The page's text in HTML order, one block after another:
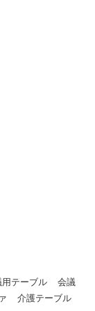
用テーブル
会議
介護テーブル